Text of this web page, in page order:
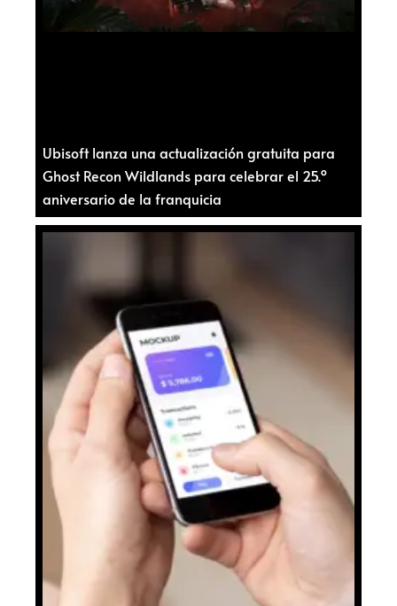
Ubisoft lanza una actualización gratuita para
Ghost Recon Wildlands para celebrar el 25.º
aniversario de la franquicia